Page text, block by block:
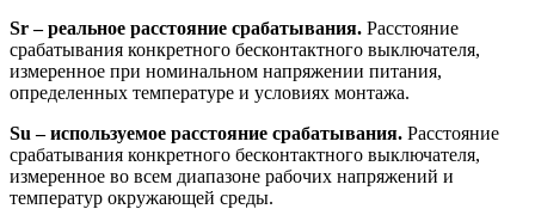
Sr – реальное расстояние срабатывания. Расстояние
срабатывания конкретного бесконтактного выключателя,
измеренное при номинальном напряжении питания,
определенных температуре и условиях монтажа.
Su – используемое расстояние срабатывания. Расстояние
срабатывания конкретного бесконтактного выключателя,
измеренное во всем диапазоне рабочих напряжений и
температур окружающей среды.